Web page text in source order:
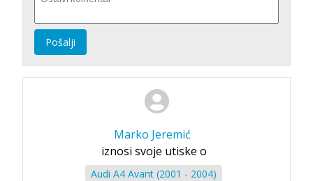
Pošalji
Marko Jeremić
iznosi svoje utiske o
Audi A4 Avant (2001 - 2004)